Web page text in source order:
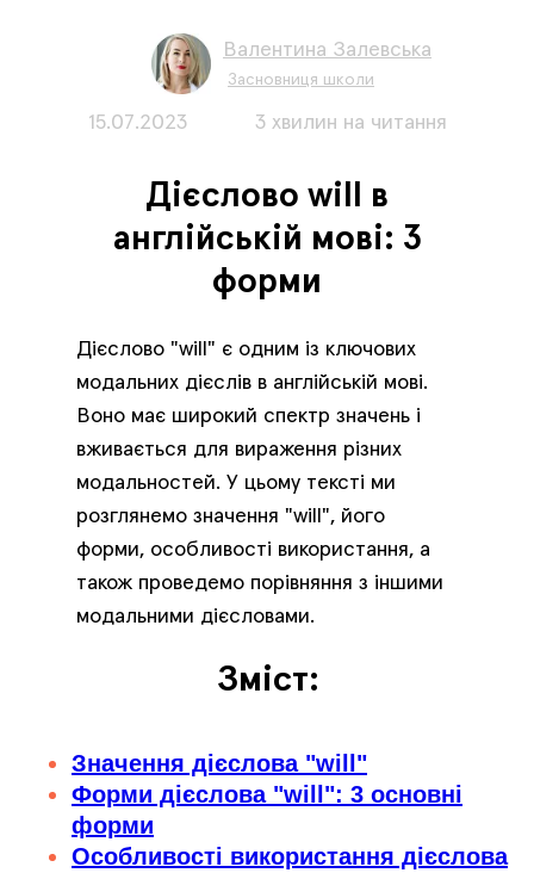
Дієслово will в
англійській мові: 3
форми
15.07.2023 3 хвилин на читання
Валентина Залевська
Засновниця школи
Дієслово "will" є одним із ключових
модальних дієслів в англійській мові.
Воно має широкий спектр значень і
вживається для вираження різних
модальностей. У цьому тексті ми
розглянемо значення "will", його
форми, особливості використання, а
також проведемо порівняння з іншими
модальними дієсловами.
Зміст:
Значення дієслова "will"
Форми дієслова "will": 3 основні
форми
Особливості використання дієслова